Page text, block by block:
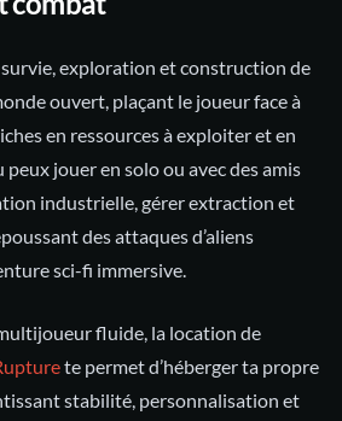
exploration et construction de
ouvert, plaçant le joueur face à
en ressources à exploiter et en
peux jouer en solo ou avec des amis
industrielle, gérer extraction et
des attaques d’aliens
sci-fi immersive.
fluide, la location de
te permet d’héberger ta propre
stabilité, personnalisation et